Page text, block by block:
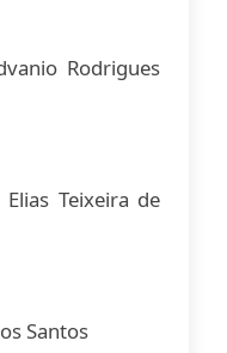
Rodrigues
Teixeira de
Santos